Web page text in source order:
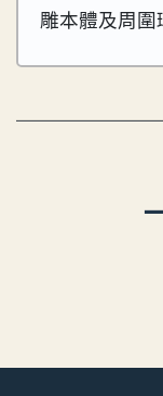
雕本體及周圍